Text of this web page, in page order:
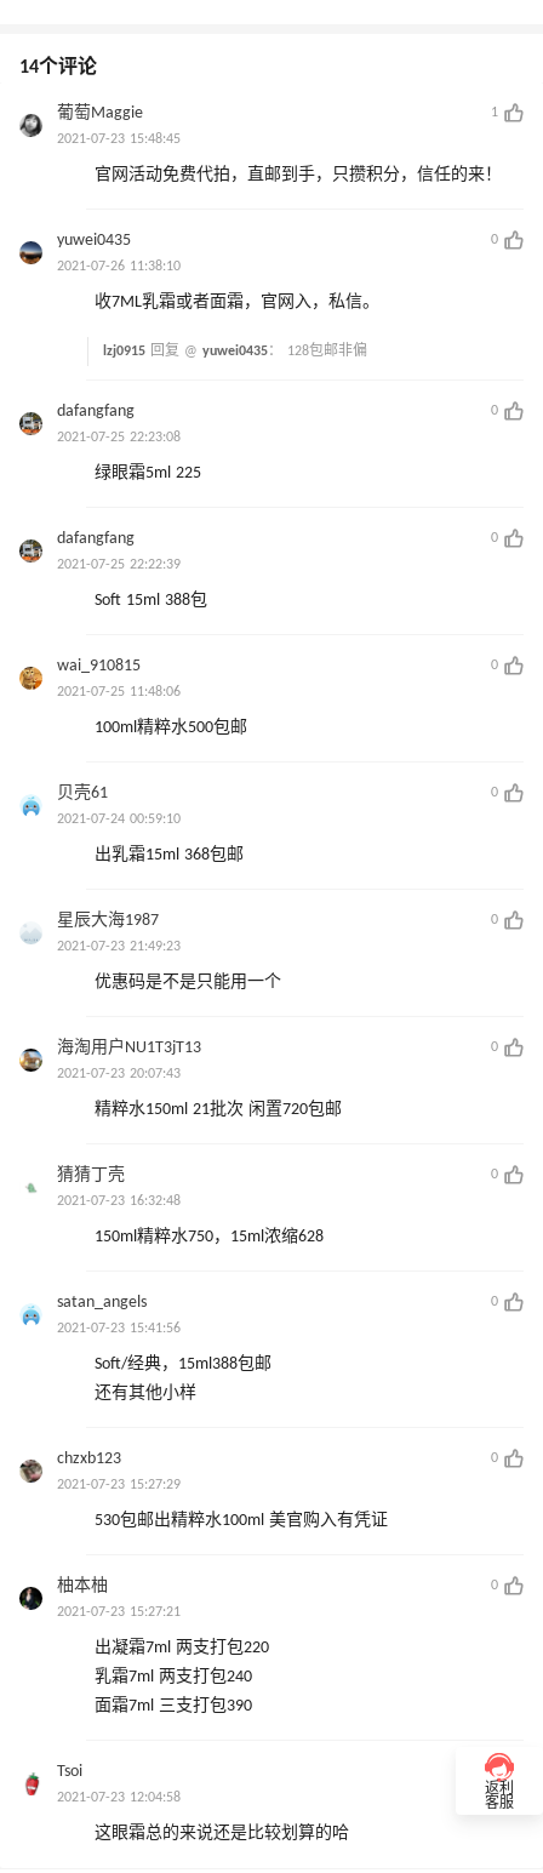
14个评论
葡萄Maggie
1
2021-07-23 15:48:45
官网活动免费代拍，直邮到手，只攒积分，信任的来！
yuwei0435
0
2021-07-26 11:38:10
收7ML乳霜或者面霜，官网入，私信。
lzj0915 回复 @ yuwei0435： 128包邮非偏
dafangfang
0
2021-07-25 22:23:08
绿眼霜5ml 225
dafangfang
0
2021-07-25 22:22:39
Soft 15ml 388包
wai_910815
0
2021-07-25 11:48:06
100ml精粹水500包邮
贝壳61
0
2021-07-24 00:59:10
出乳霜15ml 368包邮
星辰大海1987
0
2021-07-23 21:49:23
优惠码是不是只能用一个
海淘用户NU1T3jT13
0
2021-07-23 20:07:43
精粹水150ml 21批次 闲置720包邮
猜猜丁壳
0
2021-07-23 16:32:48
150ml精粹水750，15ml浓缩628
satan_angels
0
2021-07-23 15:41:56
Soft/经典，15ml388包邮
还有其他小样
chzxb123
0
2021-07-23 15:27:29
530包邮出精粹水100ml 美官购入有凭证
柚本柚
0
2021-07-23 15:27:21
出凝霜7ml 两支打包220
乳霜7ml 两支打包240
面霜7ml 三支打包390
Tsoi
0
2021-07-23 12:04:58
这眼霜总的来说还是比较划算的哈
返利
客服